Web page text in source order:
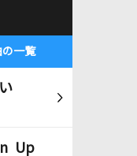
の一覧
Up